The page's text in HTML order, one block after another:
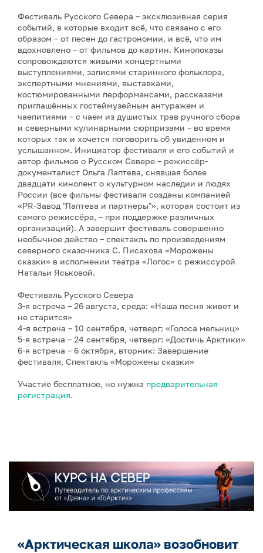
Фестиваль Русского Севера – эксклюзивная серия
событий, в которые входит всё, что связано с его
образом – от песен до гастрономии, и всё, что им
вдохновлено – от фильмов до картин. Кинопоказы
сопровождаются живыми концертными
выступлениями, записями старинного фольклора,
экспертными мнениями, выставками,
костюмированными перформансами, рассказами
приглашённых гостеймузейным антуражем и
чаепитиями – с чаем из душистых трав ручного сбора
и северными кулинарными сюрпризами – во время
которых так и хочется поговорить об увиденном и
услышанном. Инициатор фестиваля и его событий и
автор фильмов о Русском Севере – режиссёр-
документалист Ольга Лаптева, снявшая более
двадцати кинолент о культурном наследии и людях
России (все фильмы фестиваля созданы компанией
«PR-Завод "Лаптева и партнеры"», которая состоит из
самого режиссёра, – при поддержке различных
организаций). А завершит фестиваль совершенно
необычное действо – спектакль по произведениям
северного сказочника С. Писахова «Морожены
сказки» в исполнении театра «Логос» с режиссурой
Натальи Яськовой.
Фестиваль Русского Севера
3-я встреча – 26 августа, среда: «Наша песня живет и
не старится»
4-я встреча – 10 сентября, четверг: «Голоса мельниц»
5-я встреча – 24 сентября, четверг: «Достичь Арктики»
6-я встреча – 6 октября, вторник: Завершение
фестиваля, Спектакль «Морожены сказки»
Участие бесплатное, но нужна предварительная
регистрация.
«Арктическая школа» возобновит